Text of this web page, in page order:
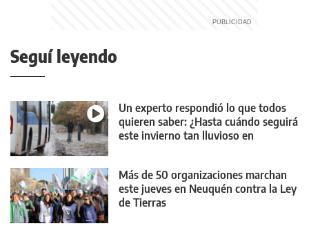
Seguí leyendo
Un experto respondió lo que todos
quieren saber: ¿Hasta cuándo seguirá
este invierno tan lluvioso en
Más de 50 organizaciones marchan
este jueves en Neuquén contra la Ley
de Tierras